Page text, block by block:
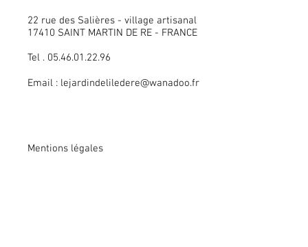
22 rue des Salières - village artisanal
17410 SAINT MARTIN DE RE - FRANCE
Tel . 05.46.01.22.96
Email : lejardindeliledere@wanadoo.fr
Mentions légales